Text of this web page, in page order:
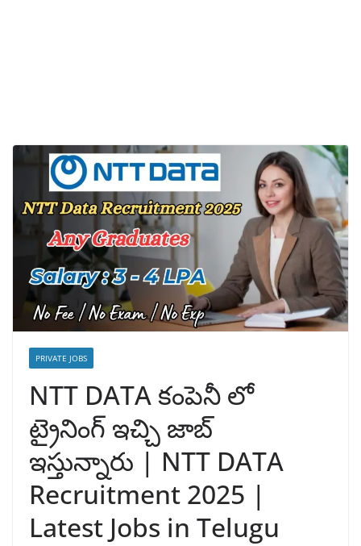
PRIVATE JOBS
NTT DATA కంపెనీ లో
ట్రైనింగ్ ఇచ్చి జాబ్
ఇస్తున్నారు | NTT DATA
Recruitment 2025 |
Latest Jobs in Telugu